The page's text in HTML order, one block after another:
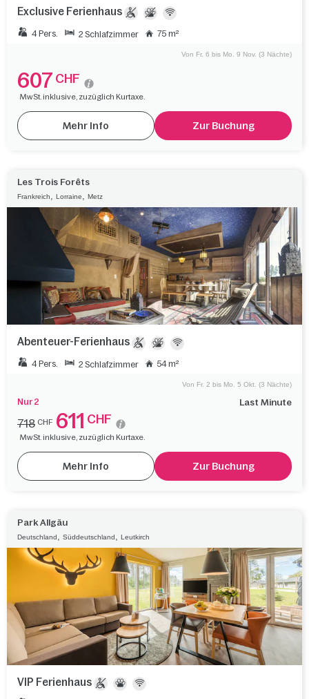
Exclusive Ferienhaus
4 Pers. 2 Schlafzimmer 75 m²
Von Fr. 6 bis Mo. 9 Nov. (3 Nächte)
607 CHF
MwSt. inklusive, zuzüglich Kurtaxe.
Mehr Info Zur Buchung
Les Trois Forêts
Frankreich, Lorraine, Metz
Abenteuer-Ferienhaus
4 Pers. 2 Schlafzimmer 54 m²
Nur 2 Last Minute
Von Fr. 2 bis Mo. 5 Okt. (3 Nächte)
718 CHF 611 CHF
MwSt. inklusive, zuzüglich Kurtaxe.
Mehr Info Zur Buchung
Park Allgäu
Deutschland, Süddeutschland, Leutkirch
VIP Ferienhaus